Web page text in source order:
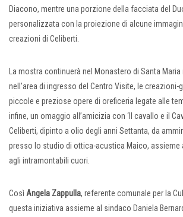
Diacono, mentre una porzione della facciata del
personalizzata con la proiezione di alcune
creazioni di Celiberti.
La mostra continuerà nel Monastero di Santa
nell’area di ingresso del Centro Visite, le creazioni-
piccole e preziose opere di oreficeria legate alle
infine, un omaggio all’amicizia con ‘Il cavallo e il
Celiberti, dipinto a olio degli anni Settanta, da
presso lo studio di ottica-acustica Maico, assieme
agli intramontabili cuori.
Così Angela Zappulla, referente comunale per la
questa iniziativa assieme al sindaco Daniela